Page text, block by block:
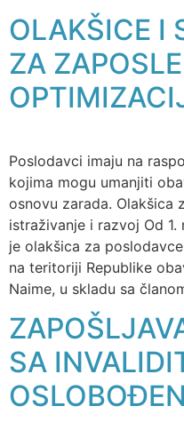
OLAKŠICE I
ZA
Poslodavci imaju na
kojima mogu umanjiti
osnovu zarada. Olakšica
istraživanje i razvoj Od
je olakšica za
na teritoriji Republike
Naime, u skladu sa
SA